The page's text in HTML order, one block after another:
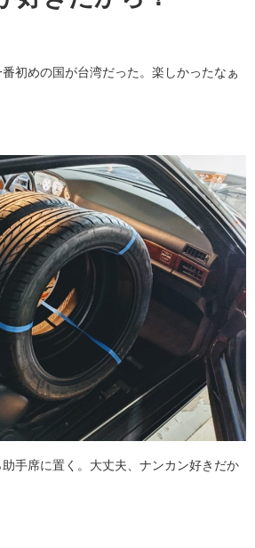
初めの国が台湾だった。楽しかったなぁ
助手席に置く。大丈夫、ナンカン好きだか